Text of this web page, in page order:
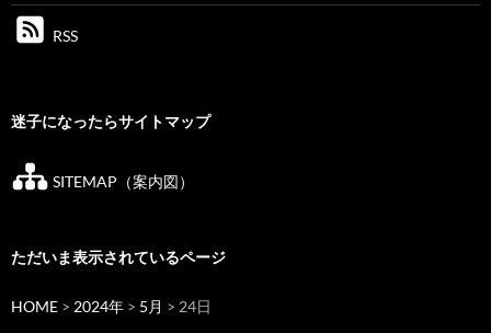
RSS
迷子になったらサイトマップ
SITEMAP（案内図）
ただいま表示されているページ
HOME > 2024年 > 5月 > 24日